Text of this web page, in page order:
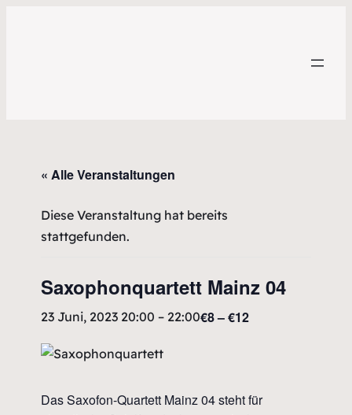
« Alle Veranstaltungen
Diese Veranstaltung hat bereits
stattgefunden.
Saxophonquartett Mainz 04
23 Juni, 2023 20:00 – 22:00€8 – €12
Das Saxofon-Quartett Mainz 04 steht für